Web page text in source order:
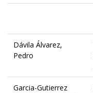
Dávila Álvarez,
Pedro
Garcia-Gutierrez